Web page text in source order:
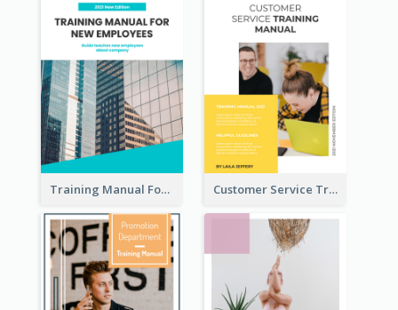
Training Manual For New Employee Customer Service Training Manual